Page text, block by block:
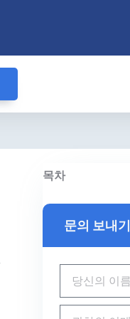
목차
문의 보내기